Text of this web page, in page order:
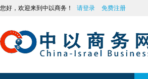
您好，欢迎来到中以商务！ 请登录 免费注册